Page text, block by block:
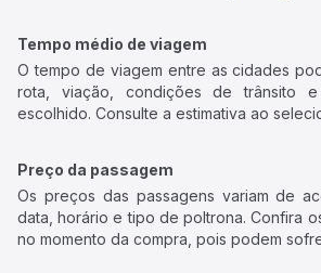
Tempo médio de viagem
O tempo de viagem entre as cidades
rota, viação, condições de trânsito
escolhido. Consulte a estimativa ao
Preço da passagem
Os preços das passagens variam de
data, horário e tipo de poltrona. Confira
no momento da compra, pois podem